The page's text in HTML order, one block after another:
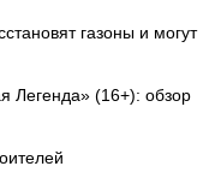
газоны и могут
Легенда» (16+): обзор